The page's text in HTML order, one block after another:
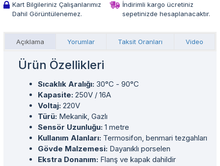
Kart Bilgileriniz Çalışanlarımız
Dahil Görüntülenemez.
İndirimli kargo ücretiniz
sepetinizde hesaplanacaktır.
Açıklama Yorumlar Taksit Oranları Video
Ürün Özellikleri
Sıcaklık Aralığı: 30°C - 90°C
Kapasite: 250V / 16A
Voltaj: 220V
Türü: Mekanik, Gazlı
Sensör Uzunluğu: 1 metre
Kullanım Alanları: Termosifon, benmari tezgahları
Gövde Malzemesi: Dayanıklı porselen
Ekstra Donanım: Flanş ve kapak dahildir